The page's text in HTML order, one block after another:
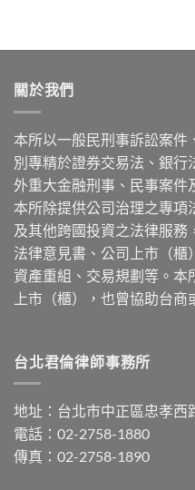
關於我們
本所以一般民刑事訴訟案
別專精於證券交易法、銀行
外重大金融刑事、民事案件
本所除提供公司治理之專項
及其他跨國投資之法律服
法律意見書、公司上市（櫃
資產重組、交易規劃等。本
上市（櫃），也曾協助台
台北君倫律師事務所
地址：台北市中正區忠孝西
電話：02-2758-1880
傳真：02-2758-1890